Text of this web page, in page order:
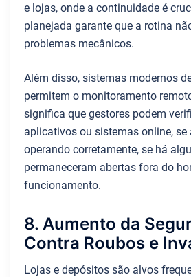
e lojas, onde a continuidade é
planejada garante que a rotina
problemas mecânicos.
Além disso, sistemas modernos
permitem o monitoramento
significa que gestores podem
aplicativos ou sistemas online, se
operando corretamente, se há
permaneceram abertas fora do
funcionamento.
8. Aumento da
Contra Roubos e
Lojas e depósitos são alvos